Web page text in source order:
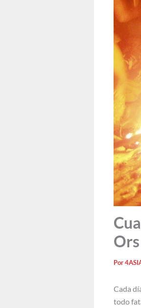
Por
Cada
todo